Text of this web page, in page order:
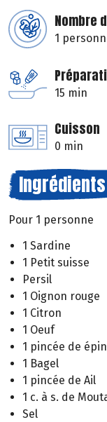
Nombre
1
15 min
Cuisson
0 min
Ingrédients
Pour 1 personne
1 Sardine
1 Petit suisse
Persil
1 Oignon rouge
1 Citron
1 Oeuf
1 pincée de
1 Bagel
1 pincée de Ail
1 c. à s. de
Sel